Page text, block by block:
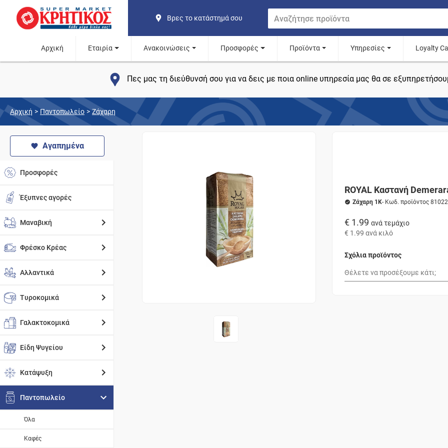
Βρες το κατάστημά σου
Αρχική Εταιρία Ανακοινώσεις Προσφορές Προϊόντα Υπηρεσίες Loyalty
Πες μας τη διεύθυνσή σου για να δεις με ποια online υπηρεσία μας θα σε
Αρχική > Παντοπωλείο > Ζάχαρη
Αγαπημένα
Προσφορές
Έξυπνες αγορές
Μαναβική
Φρέσκο Κρέας
Αλλαντικά
Τυροκομικά
Γαλακτοκομικά
Είδη Ψυγείου
Κατάψυξη
Παντοπωλείο
Όλα
Καφές
ROYAL Καστανή
Ζάχαρη 1K- Κωδ. προϊόντος
€ 1.99 ανά τεμάχιο
€ 1.99 ανά κιλό
Σχόλια προϊόντος